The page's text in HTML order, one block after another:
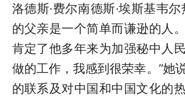
洛德斯·费尔南德斯·埃斯基韦
的父亲是一个简单而谦逊的人
肯定了他多年来为加强秘中人
做的工作，我感到很荣幸。”她
的联系及对中国和中国文化的